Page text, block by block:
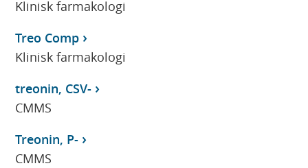
Klinisk farmakologi
Treo Comp
Klinisk farmakologi
treonin, CSV-
CMMS
Treonin, P-
CMMS